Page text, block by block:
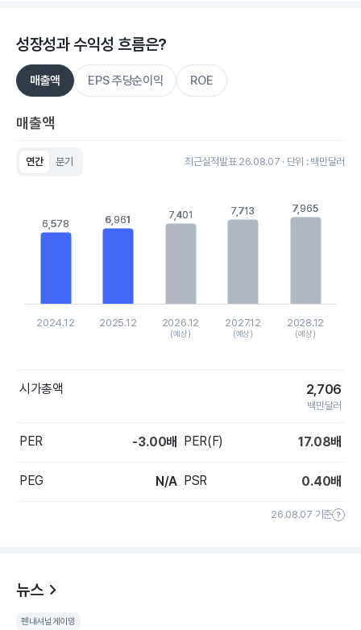
성장성과 수익성 흐름은?
매출액 EPS 주당순이익 ROE
매출액
연간 분기 최근실적발표 26.08.07 · 단위 : 백만달러
The chart has 1 X axis displaying categories.
The chart has 1 Y axis displaying values. Data ranges from
6,578
6,578 6,961
6,961 7,401
7,401 7,713
7,713 7,965
7,965
2024.12 2025.12 2026.12
(예상)
2027.12
(예상)
2028.12
(예상)
시가총액 2,706
백만달러
PER -3.00배 PER(F) 17.08배
PEG N/A PSR 0.40배
26.08.07 기준
뉴스
펜내셔널게이밍